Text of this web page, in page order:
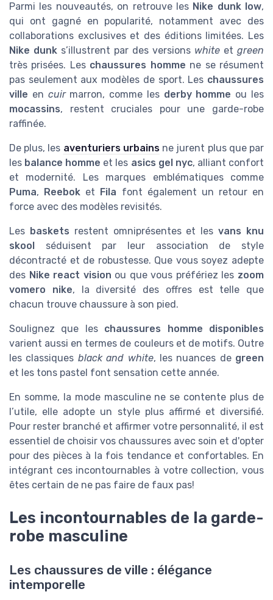
Parmi les nouveautés, on retrouve les Nike dunk low,
qui ont gagné en popularité, notamment avec des
collaborations exclusives et des éditions limitées. Les
Nike dunk s’illustrent par des versions white et green
très prisées. Les chaussures homme ne se résument
pas seulement aux modèles de sport. Les chaussures
ville en cuirmarron, comme les derby homme ou les
mocassins, restent cruciales pour une garde-robe
raffinée.
De plus, les aventuriers urbainsne jurent plus que par
les balance homme et les asics gel nyc, alliant confort
et modernité. Les marques emblématiques comme
Puma, Reebok et Fila font également un retour en
force avec des modèles revisités.
Les baskets restent omniprésentes et lesvans knu
skool séduisent par leur association de style
décontracté et de robustesse. Que vous soyez adepte
des Nike react vision ou que vous préfériez les zoom
vomero nike, la diversité des offres est telle que
chacun trouve chaussure à son pied.
Soulignez que les chaussures homme disponibles
varient aussi en termes de couleurs et de motifs. Outre
les classiques black and white, les nuances de green
et les tons pastel font sensation cette année.
En somme, la mode masculine ne se contente plus de
l’utile, elle adopte un style plus affirmé et diversifié.
Pour rester branché et affirmer votre personnalité, il est
essentiel de choisir vos chaussures avec soin et d'opter
pour des pièces à la fois tendance et confortables. En
intégrant ces incontournables à votre collection, vous
êtes certain de ne pas faire de faux pas!
Les incontournables de la garde-
robe masculine
Les chaussures de ville : élégance
intemporelle